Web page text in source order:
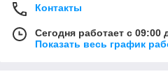
Контакты
Сегодня работает с 09:00
Показать весь график